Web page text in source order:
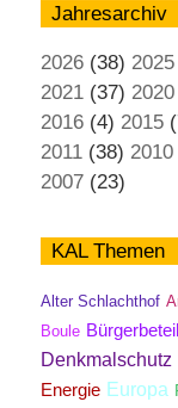
Jahresarchiv
2026 (38) 2025
2021 (37) 2020
2016 (4) 2015
2011 (38) 2010
2007 (23)
KAL Themen
Alter Schlachthof
Boule
Denkmalschutz
Energie Europa